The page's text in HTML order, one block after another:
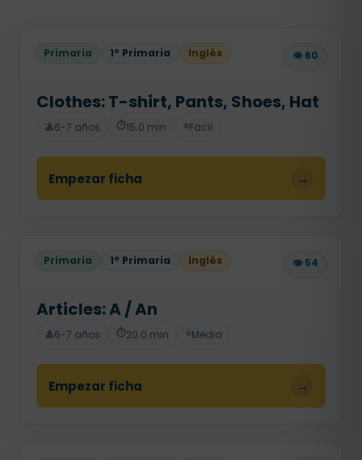
Primaria 1º Primaria Inglés 👁️ 60
Clothes: T-shirt, Pants, Shoes, Hat
👤6-7 años ⏱️15.0 min ⭐Fácil
Empezar ficha →
Primaria 1º Primaria Inglés 👁️ 54
Articles: A / An
👤6-7 años ⏱️20.0 min ⭐Media
Empezar ficha →